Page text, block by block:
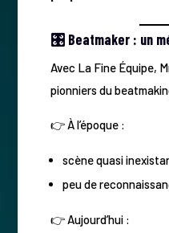
🎛️ Beatmaker : un
Avec La Fine Équipe,
pionniers du
👉 À l’époque :
scène quasi
peu de
👉 Aujourd’hui :